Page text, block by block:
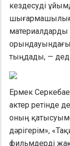
кездесуді
материалдарды
тыңдады, —
Ермек
актер ретінде
оның
дәрігерім»,
фильмдерді